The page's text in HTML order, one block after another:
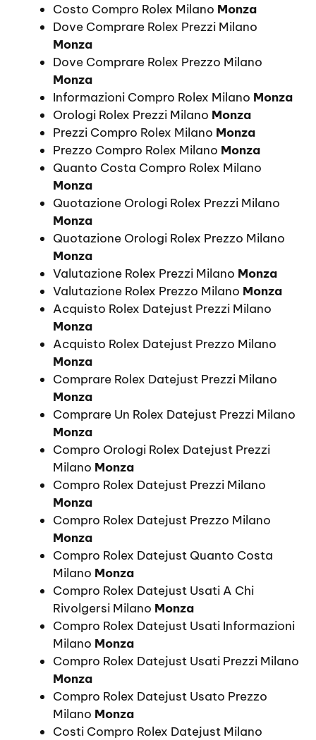
Costo Compro Rolex Milano Monza
Dove Comprare Rolex Prezzi Milano
Monza
Dove Comprare Rolex Prezzo Milano
Monza
Informazioni Compro Rolex Milano Monza
Orologi Rolex Prezzi Milano Monza
Prezzi Compro Rolex Milano Monza
Prezzo Compro Rolex Milano Monza
Quanto Costa Compro Rolex Milano
Monza
Quotazione Orologi Rolex Prezzi Milano
Monza
Quotazione Orologi Rolex Prezzo Milano
Monza
Valutazione Rolex Prezzi Milano Monza
Valutazione Rolex Prezzo Milano Monza
Acquisto Rolex Datejust Prezzi Milano
Monza
Acquisto Rolex Datejust Prezzo Milano
Monza
Comprare Rolex Datejust Prezzi Milano
Monza
Comprare Un Rolex Datejust Prezzi Milano
Monza
Compro Orologi Rolex Datejust Prezzi
Milano Monza
Compro Rolex Datejust Prezzi Milano
Monza
Compro Rolex Datejust Prezzo Milano
Monza
Compro Rolex Datejust Quanto Costa
Milano Monza
Compro Rolex Datejust Usati A Chi
Rivolgersi Milano Monza
Compro Rolex Datejust Usati Informazioni
Milano Monza
Compro Rolex Datejust Usati Prezzi Milano
Monza
Compro Rolex Datejust Usato Prezzo
Milano Monza
Costi Compro Rolex Datejust Milano